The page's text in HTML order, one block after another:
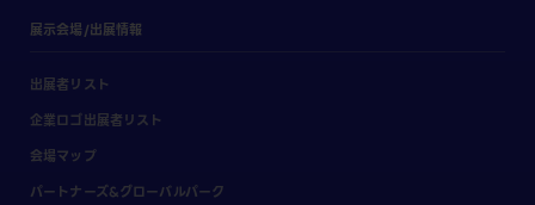
展示会場/出展情報
出展者リスト
企業ロゴ出展者リスト
会場マップ
パートナーズ&グローバルパーク